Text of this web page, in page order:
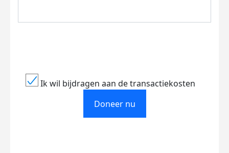
Ik wil bijdragen aan de transactiekosten
Doneer nu